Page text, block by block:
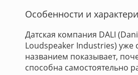
Особенности и
Датская компания DALI
Loudspeaker Industries) уже
названием показывает,
способна самостоятельно